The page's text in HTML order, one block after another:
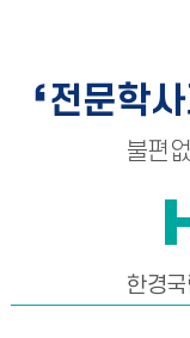
전문학
불편
한경